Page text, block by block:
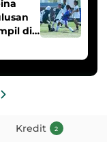
di
Kredit 2